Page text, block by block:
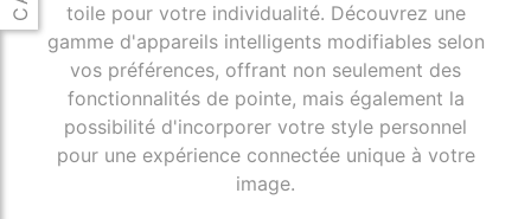
toile pour votre individualité. Découvrez une
gamme d'appareils intelligents modifiables selon
vos préférences, offrant non seulement des
fonctionnalités de pointe, mais également la
possibilité d'incorporer votre style personnel
pour une expérience connectée unique à votre
image.